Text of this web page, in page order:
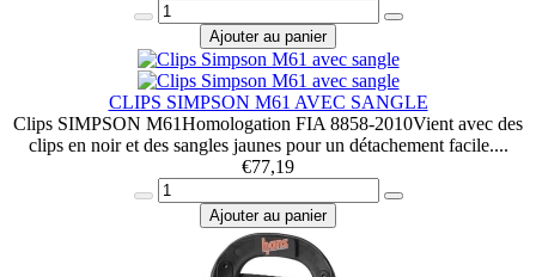
Ajouter au panier
CLIPS SIMPSON M61 AVEC SANGLE
Clips SIMPSON M61Homologation FIA 8858-2010Vient avec des
clips en noir et des sangles jaunes pour un détachement facile....
€77,19
Ajouter au panier